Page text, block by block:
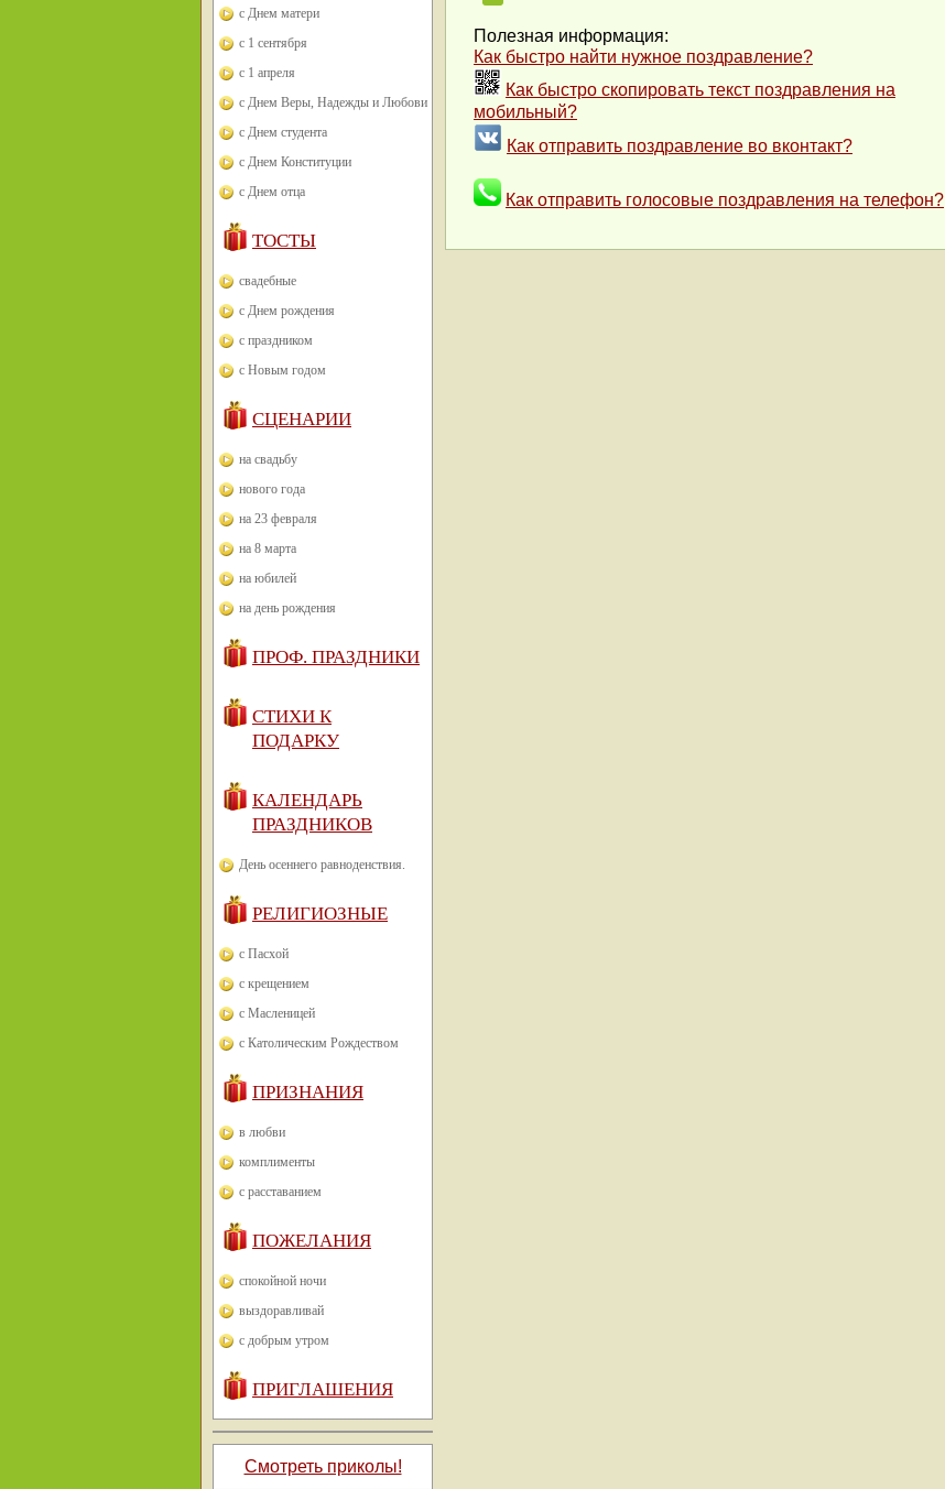
с Днем матери
с 1 сентября
с 1 апреля
с Днем Веры, Надежды и Любови
с Днем студента
с Днем Конституции
с Днем отца
ТОСТЫ
свадебные
с Днем рождения
с праздником
с Новым годом
СЦЕНАРИИ
на свадьбу
нового года
на 23 февраля
на 8 марта
на юбилей
на день рождения
ПРОФ. ПРАЗДНИКИ
СТИХИ К
ПОДАРКУ
КАЛЕНДАРЬ
ПРАЗДНИКОВ
День осеннего равноденствия.
РЕЛИГИОЗНЫЕ
с Пасхой
с крещением
с Масленицей
с Католическим Рождеством
ПРИЗНАНИЯ
в любви
комплименты
с расставанием
ПОЖЕЛАНИЯ
спокойной ночи
выздоравливай
с добрым утром
ПРИГЛАШЕНИЯ
Смотреть приколы!
Полезная информация:
Как быстро найти нужное поздравление?
Как быстро скопировать текст поздравления на
мобильный?
Как отправить поздравление во вконтакт?
Как отправить голосовые поздравления на телефон?